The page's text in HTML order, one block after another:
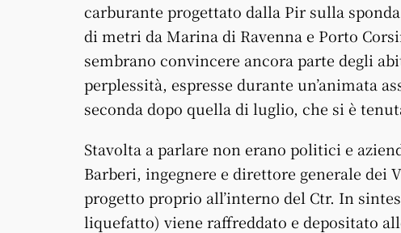
carburante progettato dalla Pir sulla
di metri da Marina di Ravenna e Porto
sembrano convincere ancora parte degli
perplessità, espresse durante un’animata
seconda dopo quella di luglio, che si è
Stavolta a parlare non erano politici e
Barberi, ingegnere e direttore generale dei
progetto proprio all’interno del Ctr. In
liquefatto) viene raffreddato e depositato